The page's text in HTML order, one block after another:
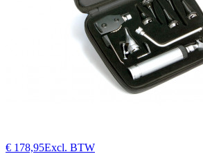
€ 178,95Excl. BTW